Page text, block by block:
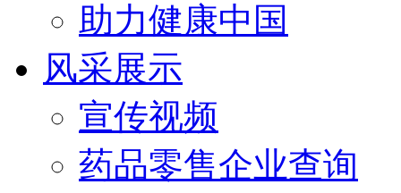
助力健康中国
风采展示
宣传视频
药品零售企业查询